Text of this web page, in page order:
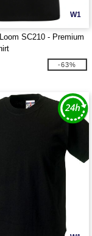
W1
SC210 - Premium
-63%